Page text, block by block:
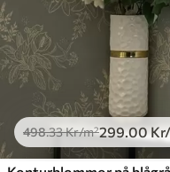
498.33Kr/m²299.00Kr